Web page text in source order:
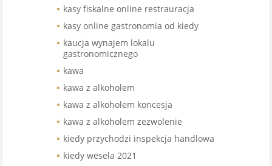
kasy fiskalne online restrauracja
kasy online gastronomia od kiedy
kaucja wynajem lokalu
gastronomicznego
kawa
kawa z alkoholem
kawa z alkoholem koncesja
kawa z alkoholem zezwolenie
kiedy przychodzi inspekcja handlowa
kiedy wesela 2021